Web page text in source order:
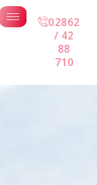
02862
/ 42
88
710